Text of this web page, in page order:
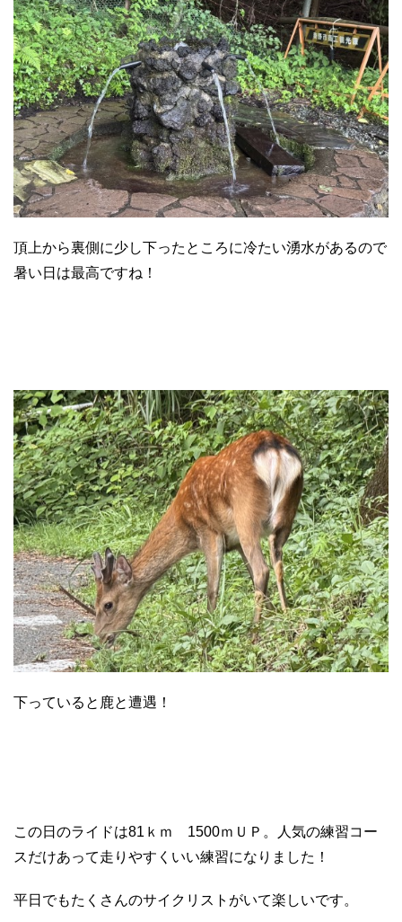
頂上から裏側に少し下ったところに冷たい湧水があるので
暑い日は最高ですね！
下っていると鹿と遭遇！
この日のライドは81ｋｍ 1500ｍＵＰ。人気の練習コー
スだけあって走りやすくいい練習になりました！
平日でもたくさんのサイクリストがいて楽しいです。